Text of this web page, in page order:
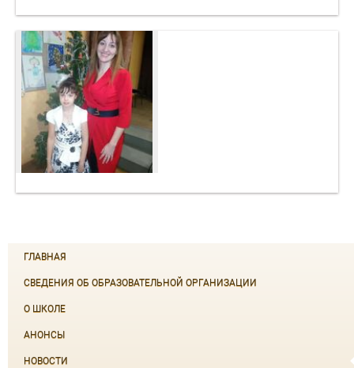
ГЛАВНАЯ
СВЕДЕНИЯ ОБ ОБРАЗОВАТЕЛЬНОЙ ОРГАНИЗАЦИИ
О ШКОЛЕ
АНОНСЫ
НОВОСТИ